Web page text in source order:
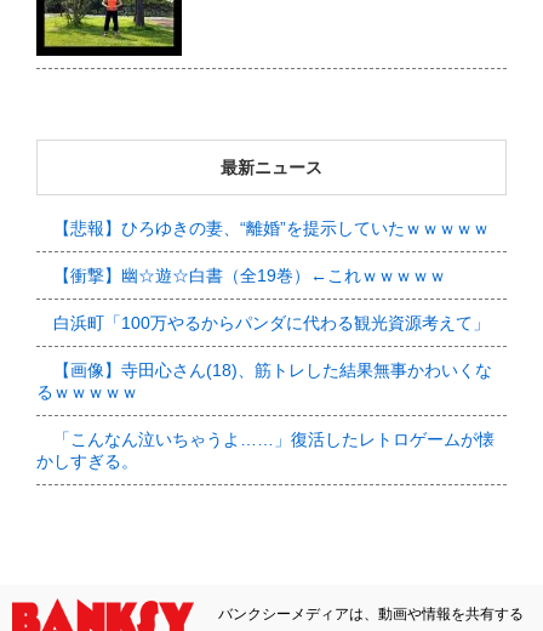
最新ニュース
【悲報】ひろゆきの妻、“離婚”を提示していたｗｗｗｗｗ
【衝撃】幽☆遊☆白書（全19巻）←これｗｗｗｗｗ
白浜町「100万やるからパンダに代わる観光資源考えて」
【画像】寺田心さん(18)、筋トレした結果無事かわいくな
るｗｗｗｗｗ
「こんなん泣いちゃうよ……」復活したレトロゲームが懐
かしすぎる。
バンクシーメディアは、動画や情報を共有する